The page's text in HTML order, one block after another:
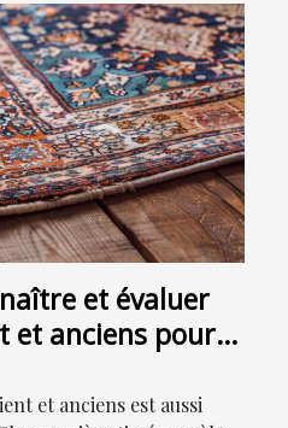
et évaluer
et anciens pour
et anciens est aussi